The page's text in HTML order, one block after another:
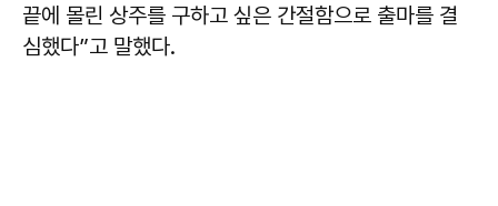
끝에 몰린 상주를 구하고 싶은 간절함으로 출마를 결
심했다”고 말했다.